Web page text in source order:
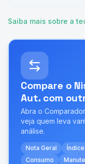
Saiba mais sobre a
Compare o
Aut. com
Abra o
veja quem leva
análise.
Nota Geral
Consumo